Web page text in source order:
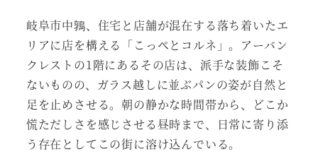
岐阜市中鶉、住宅と店舗が混在する落ち着いたエ
リアに店を構える「こっぺとコルネ」。アーバン
クレストの1階にあるその店は、派手な装飾こそ
ないものの、ガラス越しに並ぶパンの姿が自然と
足を止めさせる。朝の静かな時間帯から、どこか
慌ただしさを感じさせる昼時まで、日常に寄り添
う存在としてこの街に溶け込んでいる。